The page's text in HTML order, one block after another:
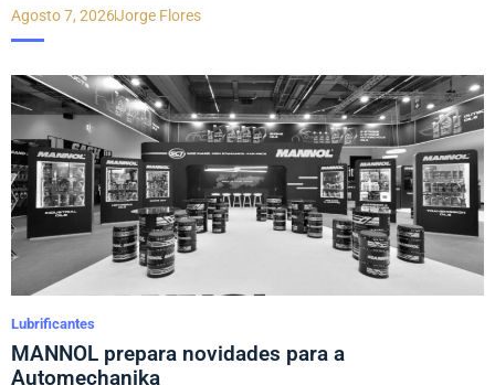
Agosto 7, 2026Jorge Flores
Lubrificantes
MANNOL prepara novidades para a
Automechanika